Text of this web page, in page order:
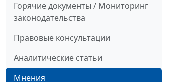
Горячие документы / Мониторинг
законодательства
Правовые консультации
Аналитические статьи
Мнения